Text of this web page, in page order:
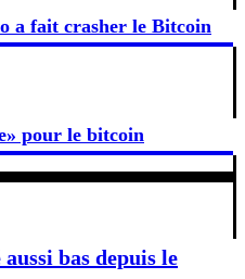
a fait crasher le Bitcoin
pour le bitcoin
bas depuis le